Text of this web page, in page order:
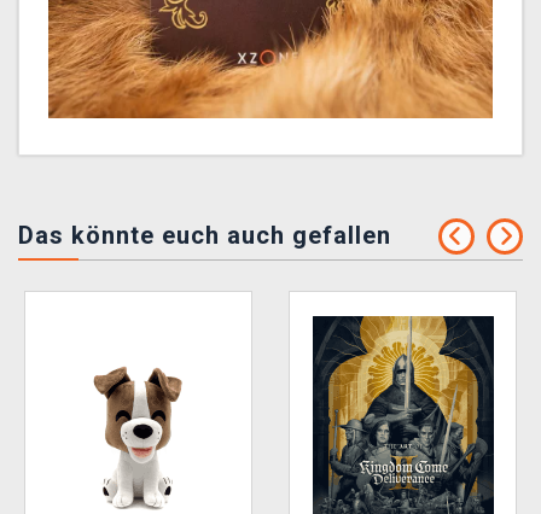
Das könnte euch auch gefallen